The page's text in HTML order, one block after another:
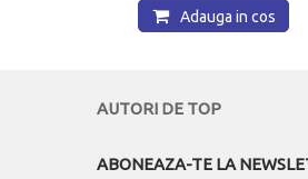
Adauga in cos
AUTORI DE TOP
ABONEAZA-TE LA